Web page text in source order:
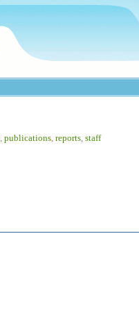
publications reports staff